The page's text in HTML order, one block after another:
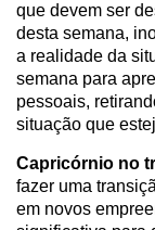
que devem ser
desta semana,
a realidade da
semana para
pessoais,
situação que
Capricórnio no
fazer uma
em novos